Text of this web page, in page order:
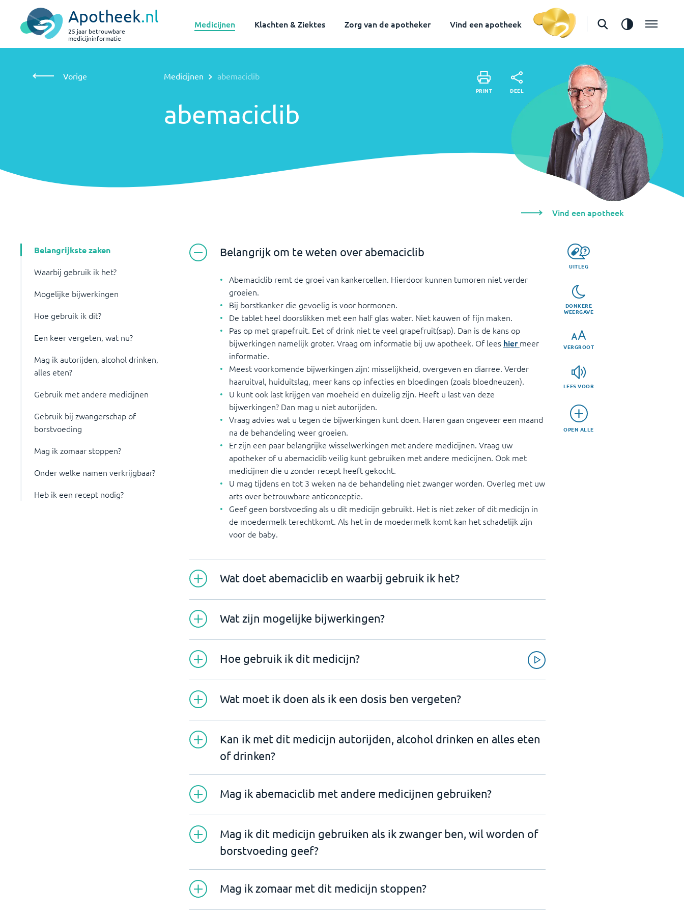
Apotheek.nl
25 jaar betrouwbare
medicijninformatie
Medicijnen Klachten & Ziektes Zorg van de apotheker Vind een apotheek Vind een apotheek
Vorige Medicijnen abemaciclib
abemaciclib
PRINT DEEL
Vind een apotheek
Belangrijkste zaken
Waarbij gebruik ik het?
Mogelijke bijwerkingen
Hoe gebruik ik dit?
Een keer vergeten, wat nu?
Mag ik autorijden, alcohol drinken,
alles eten?
Gebruik met andere medicijnen
Gebruik bij zwangerschap of
borstvoeding
Mag ik zomaar stoppen?
Onder welke namen verkrijgbaar?
Heb ik een recept nodig?
UITLEG
DONKERE
WEERGAVE
VERGROOT
LEES VOOR
OPEN ALLE
Belangrijk om te weten over abemaciclib
Abemaciclib remt de groei van kankercellen. Hierdoor kunnen tumoren niet verder
groeien.
Bij borstkanker die gevoelig is voor hormonen.
De tablet heel doorslikken met een half glas water. Niet kauwen of fijn maken.
Pas op met grapefruit. Eet of drink niet te veel grapefruit(sap). Dan is de kans op
bijwerkingen namelijk groter. Vraag om informatie bij uw apotheek. Of lees hiermeer
informatie.
Meest voorkomende bijwerkingen zijn: misselijkheid, overgeven en diarree. Verder
haaruitval, huiduitslag, meer kans op infecties en bloedingen (zoals bloedneuzen).
U kunt ook last krijgen van moeheid en duizelig zijn. Heeft u last van deze
bijwerkingen? Dan mag u niet autorijden.
Vraag advies wat u tegen de bijwerkingen kunt doen. Haren gaan ongeveer een maand
na de behandeling weer groeien.
Er zijn een paar belangrijke wisselwerkingen met andere medicijnen. Vraag uw
apotheker of u abemaciclib veilig kunt gebruiken met andere medicijnen. Ook met
medicijnen die u zonder recept heeft gekocht.
U mag tijdens en tot 3 weken na de behandeling niet zwanger worden. Overleg met uw
arts over betrouwbare anticonceptie.
Geef geen borstvoeding als u dit medicijn gebruikt. Het is niet zeker of dit medicijn in
de moedermelk terechtkomt. Als het in de moedermelk komt kan het schadelijk zijn
voor de baby.
Wat doet abemaciclib en waarbij gebruik ik het?
Wat zijn mogelijke bijwerkingen?
Hoe gebruik ik dit medicijn?
Wat moet ik doen als ik een dosis ben vergeten?
Kan ik met dit medicijn autorijden, alcohol drinken en alles eten
of drinken?
Mag ik abemaciclib met andere medicijnen gebruiken?
Mag ik dit medicijn gebruiken als ik zwanger ben, wil worden of
borstvoeding geef?
Mag ik zomaar met dit medicijn stoppen?